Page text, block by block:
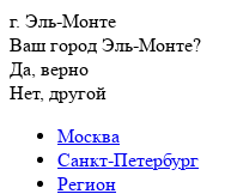
г. Эль-Монте
Ваш город Эль-Монте?
Да, верно
Нет, другой
Москва
Санкт-Петербург
Регион